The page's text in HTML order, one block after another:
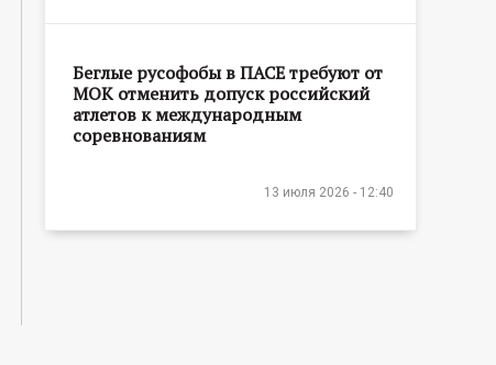
Беглые русофобы в ПАСЕ требуют от
МОК отменить допуск российский
атлетов к международным
соревнованиям
13 июля 2026 - 12:40